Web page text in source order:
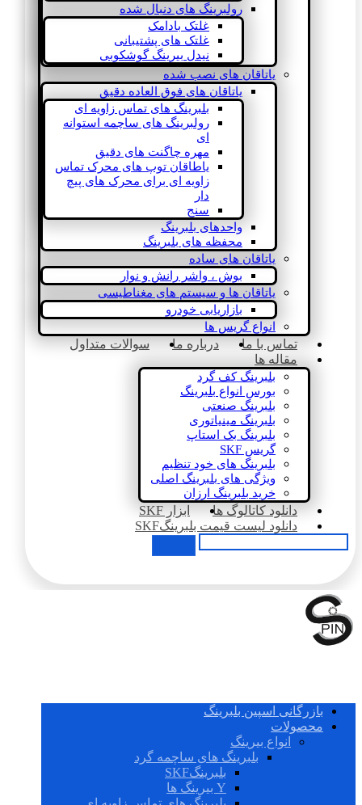
رولبرینگ های دنبال شده
غلتک بادامک
غلتک های پشتیبانی
نیدل بیرینگ گوشکوبی
یاتاقان های نصب شده
یاتاقان های فوق العاده دقیق
بلبرینگ های تماس زاویه ای
رولبرینگ های ساچمه استوانه
ای
مهره چاگنت های دقیق
یاطاقان توپ های محرک تماس
زاویه ای برای محرک های پیچ
دار
سنج
واحدهای بلبرینگ
محفظه های بلبرینگ
یاتاقان های ساده
بوش ، واشر رانش و نوار
یاتاقان ها و سیستم های مغناطیسی
بازاریابی خودرو
انواع گریس ها
تماس با ما درباره ما
سوالات متداول
مقاله ها
بلبرینگ کف گرد
بورس انواع بلبرینگ
بلبرینگ صنعتی
بلبرینگ مینیاتوری
بلبرینگ بک استاپ
گریس SKF
بلبرینگ های خود تنظیم
ویژگی های بلبرینگ اصلی
خرید بلبرینگ ارزان
دانلود کاتالوگ ها
ابزار SKF
دانلود لیست قیمت بلبرینگSKF
بازرگانی اسپین بلبرینگ
محصولات
انواع بیرینگ
بلبرینگ های ساچمه گرد
بلبرینگSKF
Y بیرینگ ها